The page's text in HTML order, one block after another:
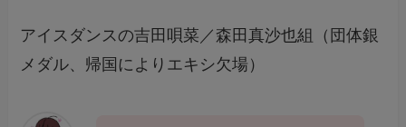
アイスダンスの吉田唄菜／森田真沙也組（団体銀
メダル、帰国によりエキシ欠場）